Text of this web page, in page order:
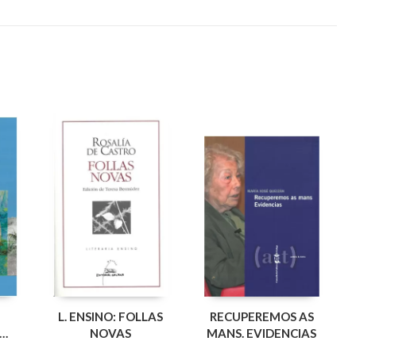
L. ENSINO: FOLLAS
NOVAS
RECUPEREMOS AS
MANS. EVIDENCIAS